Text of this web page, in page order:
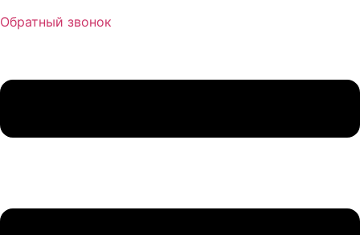
Обратный звонок